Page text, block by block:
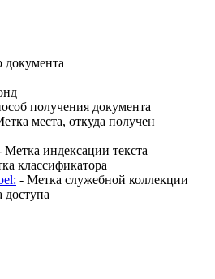
документа
получения документа
места, откуда получен
Метка индексации текста
классификатора
- Метка служебной коллекции
доступа